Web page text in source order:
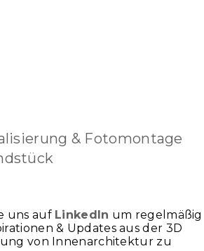
& Fotomontage
uns auf LinkedIn um regelmäßig
& Updates aus der 3D
von Innenarchitektur zu